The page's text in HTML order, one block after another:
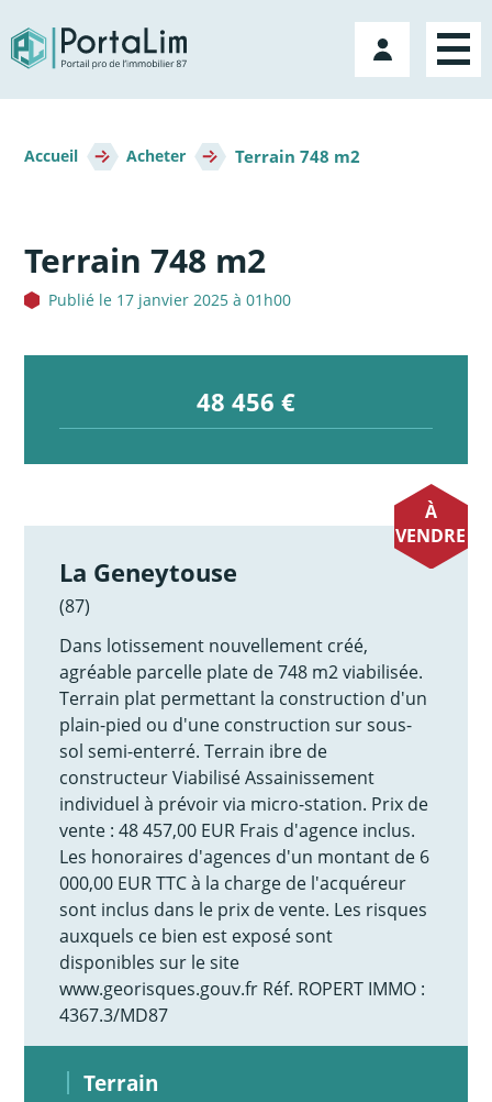
directement
au
contenu
Mon
compte
d'Ariane
Accueil Acheter Terrain 748 m2
Terrain 748 m2
Publié le 17 janvier 2025 à 01h00
48 456 €
À
VENDRE
La Geneytouse
(87)
Dans lotissement nouvellement créé,
agréable parcelle plate de 748 m2 viabilisée.
Terrain plat permettant la construction d'un
plain-pied ou d'une construction sur sous-
sol semi-enterré. Terrain ibre de
constructeur Viabilisé Assainissement
individuel à prévoir via micro-station. Prix de
vente : 48 457,00 EUR Frais d'agence inclus.
Les honoraires d'agences d'un montant de 6
000,00 EUR TTC à la charge de l'acquéreur
sont inclus dans le prix de vente. Les risques
auxquels ce bien est exposé sont
disponibles sur le site
www.georisques.gouv.fr Réf. ROPERT IMMO :
4367.3/MD87
Terrain